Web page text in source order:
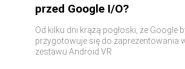
przed Google I/O?
Od kilku dni krążą pogłoski, że Google
przygotowuje się do zaprezentowania
zestawu Android VR